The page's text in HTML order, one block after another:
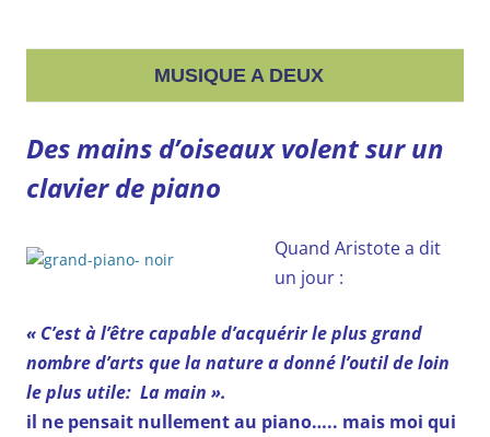
MUSIQUE A DEUX
Des mains d’oiseaux volent sur un
clavier de piano
Quand Aristote a dit
un jour :
« C’est à l’être capable d’acquérir le plus grand
nombre d’arts que la nature a donné l’outil de loin
le plus utile: La main ».
il ne pensait nullement au piano….. mais moi qui